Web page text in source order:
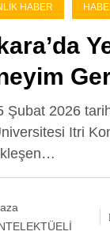
HABER
ile
Şubat 2026
Itri